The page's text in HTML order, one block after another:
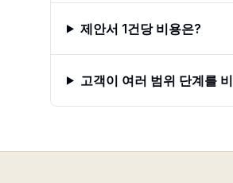
제안서 1건당 비용은?
고객이 여러 범위 단계를